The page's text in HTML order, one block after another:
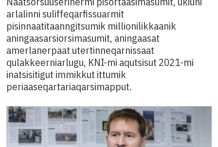
arlalinni suliffeqarfissuarmit
pisinnaatitaanngitsumik millionilikkaanik
aningaasarsiorsimasumit, aningaasat
amerlanerpaat utertinneqarnissaat
qulakkeerniarlugu, KNI-mi aqutsisut 2021-mi
inatsisitigut immikkut ittumik
periaaseqartariaqarsimapput.